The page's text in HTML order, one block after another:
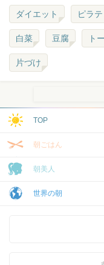
ダイエット ピラ
白菜 豆腐 ト
片づけ
TOP
朝ごはん
朝美人
世界の朝